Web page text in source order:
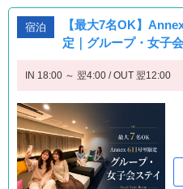
宿泊
【最大7名OK】
定｜グループ・女子
IN 18:00 ～ 翌4:00 / OUT 翌12:00